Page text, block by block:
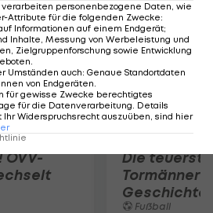
ÖVV-
Die
Tormänner
Geschichte
Fußball
verarbeiten personenbezogene Daten, wie
Attribute für die folgenden Zwecke:
Informationen auf einem Endgerät;
Inhalte, Messung von Werbeleistung und
Zielgruppenforschung sowie Entwicklung
.
Umständen auch: Genaue Standortdaten
von Endgeräten.
für gewisse Zwecke berechtigtes
für die Datenverarbeitung. Details
Widerspruchsrecht auszuüben, sind hier